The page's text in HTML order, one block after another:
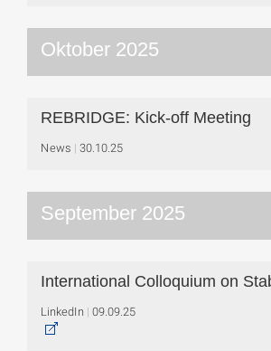
Oktober 2025
REBRIDGE: Kick-off Meeting
News 30.10.25
September 2025
International Colloquium on
LinkedIn 09.09.25